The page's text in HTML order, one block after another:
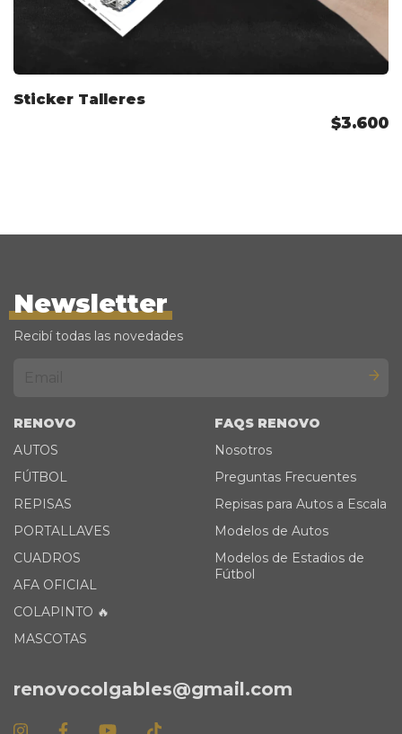
Sticker Talleres
$3.600
Newsletter
Recibí todas las novedades
RENOVO
AUTOS
FÚTBOL
REPISAS
PORTALLAVES
CUADROS
AFA OFICIAL
COLAPINTO 🔥
MASCOTAS
FAQS RENOVO
Nosotros
Preguntas Frecuentes
Repisas para Autos a Escala
Modelos de Autos
Modelos de Estadios de
Fútbol
renovocolgables@gmail.com